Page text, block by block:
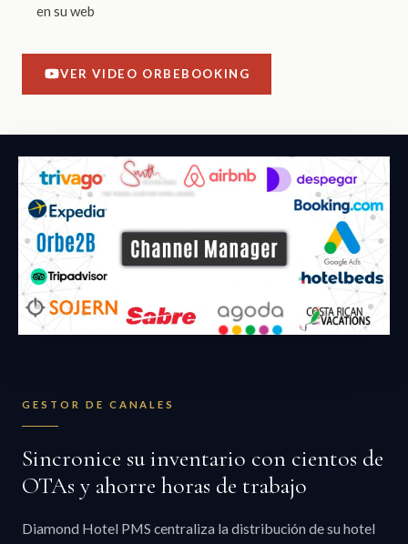
en su web
VER VIDEO ORBEBOOKING
GESTOR DE CANALES
Sincronice su inventario con cientos de
OTAs y ahorre horas de trabajo
Diamond Hotel PMS centraliza la distribución de su hotel